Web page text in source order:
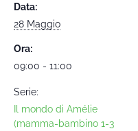
Data:
28 Maggio
Ora:
09:00 - 11:00
Serie:
Il mondo di Amélie
(mamma-bambino 1-3